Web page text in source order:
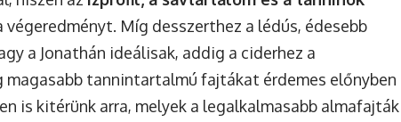
Míg desszerthez a lédús, édesebb
a Jonathán ideálisak, addig a ciderhez a
magasabb tannintartalmú fajtákat érdemes előnyben
is kitérünk arra, melyek a legalkalmasabb almafajták